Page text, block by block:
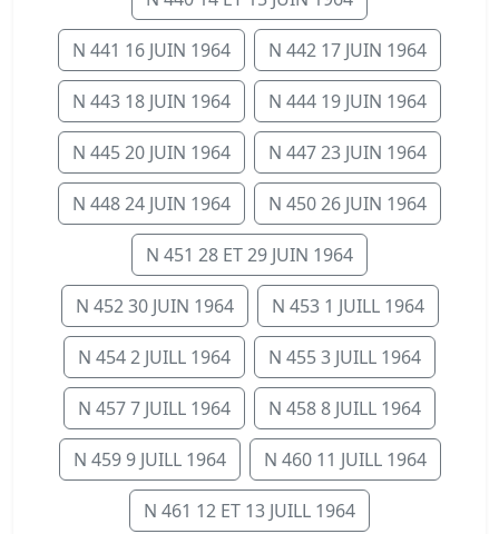
N 441 16 JUIN 1964 N 442 17 JUIN 1964
N 443 18 JUIN 1964 N 444 19 JUIN 1964
N 445 20 JUIN 1964 N 447 23 JUIN 1964
N 448 24 JUIN 1964 N 450 26 JUIN 1964
N 451 28 ET 29 JUIN 1964
N 452 30 JUIN 1964 N 453 1 JUILL 1964
N 454 2 JUILL 1964 N 455 3 JUILL 1964
N 457 7 JUILL 1964 N 458 8 JUILL 1964
N 459 9 JUILL 1964 N 460 11 JUILL 1964
N 461 12 ET 13 JUILL 1964